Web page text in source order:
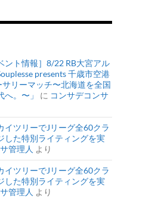
ント情報］8/22 RB大宮アル
presents 千歳市空港
リーマッチ〜北海道を全国
。〜」
に コンサデコンサ
ツリーでJリーグ全60クラ
した特別ライティングを実
管理人 より
ツリーでJリーグ全60クラ
した特別ライティングを実
管理人 より